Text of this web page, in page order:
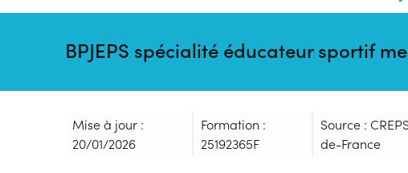
BPJEPS spécialité éducateur sportif
Mise à jour :
20/01/2026
Formation :
25192365F
Source :
de-France